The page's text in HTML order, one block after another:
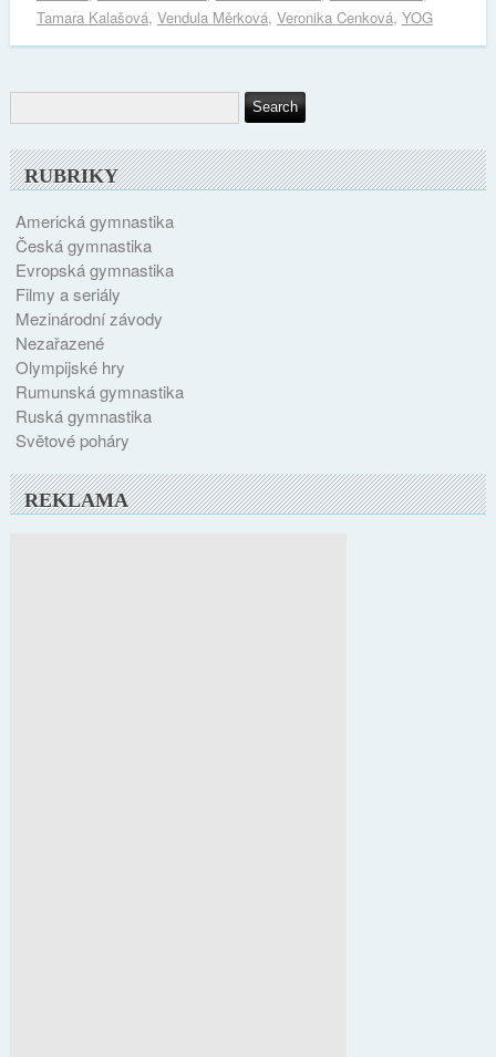
Tamara Kalašová, Vendula Měrková, Veronika Cenková, YOG
RUBRIKY
Americká gymnastika
Česká gymnastika
Evropská gymnastika
Filmy a seriály
Mezinárodní závody
Nezařazené
Olympijské hry
Rumunská gymnastika
Ruská gymnastika
Světové poháry
REKLAMA